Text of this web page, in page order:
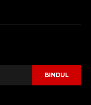
BINDUL